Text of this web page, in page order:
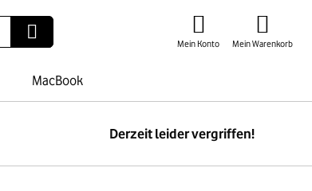
Mein Konto Mein Warenkorb
MacBook
Derzeit leider vergriffen!